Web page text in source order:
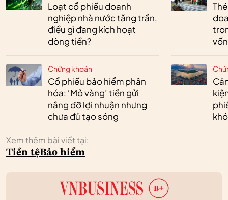
Loạt cổ phiếu doanh
nghiệp nhà nước tăng trần,
điều gì đang kích hoạt
dòng tiền?
Chứng khoán
Cổ phiếu bảo hiểm phân
hóa: ‘Mỏ vàng’ tiền gửi
nâng đỡ lợi nhuận nhưng
chưa đủ tạo sóng
vốn
Xem thêm bài viết tại:
Tiền tệBảo hiểm